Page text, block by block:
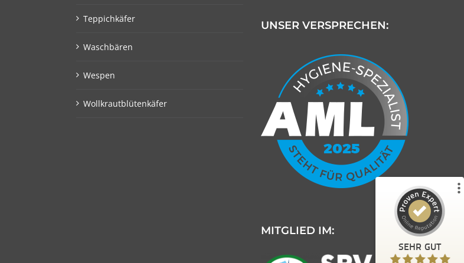
Teppichkäfer
Waschbären
Wespen
Wollkrautblütenkäfer
UNSER VERSPRECHEN:
MITGLIED IM:
SEHR GUT
Kundenbewertungen und Erfahrungen zu
AML Schädlingsbekämpfung
%
Empfehlungen auf
ProvenExpert.com
SEHR GUT
5,00
22
Bewertungen auf
ProvenExpert.com
187
Blick aufs ProvenExpert-Profil werfen